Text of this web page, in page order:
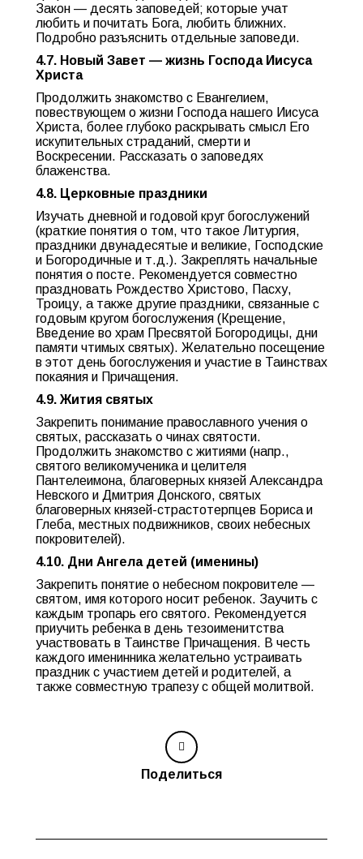
Закон — десять заповедей; которые учат
любить и почитать Бога, любить ближних.
Подробно разъяснить отдельные заповеди.
4.7. Новый Завет — жизнь Господа Иисуса
Христа
Продолжить знакомство с Евангелием,
повествующем о жизни Господа нашего Иисуса
Христа, более глубоко раскрывать смысл Его
искупительных страданий, смерти и
Воскресении. Рассказать о заповедях
блаженства.
4.8. Церковные праздники
Изучать дневной и годовой круг богослужений
(краткие понятия о том, что такое Литургия,
праздники двунадесятые и великие, Господские
и Богородичные и т.д.). Закреплять начальные
понятия о посте. Рекомендуется совместно
праздновать Рождество Христово, Пасху,
Троицу, а также другие праздники, связанные с
годовым кругом богослужения (Крещение,
Введение во храм Пресвятой Богородицы, дни
памяти чтимых святых). Желательно посещение
в этот день богослужения и участие в Таинствах
покаяния и Причащения.
4.9. Жития святых
Закрепить понимание православного учения о
святых, рассказать о чинах святости.
Продолжить знакомство с житиями (напр.,
святого великомученика и целителя
Пантелеимона, благоверных князей Александра
Невского и Дмитрия Донского, святых
благоверных князей-страстотерпцев Бориса и
Глеба, местных подвижников, своих небесных
покровителей).
4.10. Дни Ангела детей (именины)
Закрепить понятие о небесном покровителе —
святом, имя которого носит ребенок. Заучить с
каждым тропарь его святого. Рекомендуется
приучить ребенка в день тезоименитства
участвовать в Таинстве Причащения. В честь
каждого именинника желательно устраивать
праздник с участием детей и родителей, а
также совместную трапезу с общей молитвой.
Поделиться